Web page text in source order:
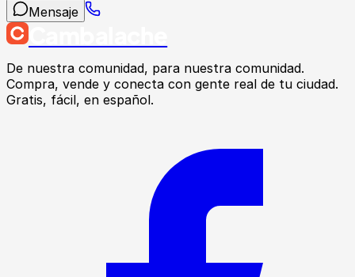
Mensaje
De nuestra comunidad, para nuestra comunidad.
Compra, vende y conecta con gente real de tu ciudad.
Gratis, fácil, en español.